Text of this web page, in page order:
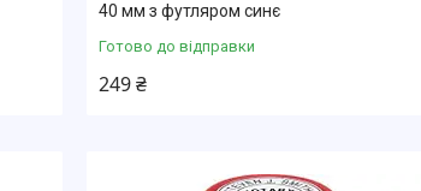
40 мм з футляром синє
Готово до відправки
249 ₴